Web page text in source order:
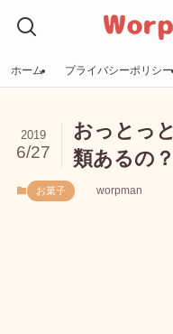
ホーム プライバシーポリシー
おっとっ
類あるの
2019
6/27
お菓子 worpman